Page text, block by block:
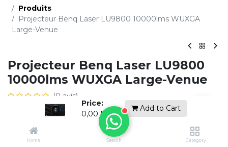
Price:
0,00 DH
Add to Cart
Home Search Category
Produits
Projecteur Benq Laser LU9800 10000lms WUXGA
Large-Venue
Projecteur Benq Laser LU9800
10000lms WUXGA Large-Venue
(0 avis)
Ce produit n'est plus disponible.